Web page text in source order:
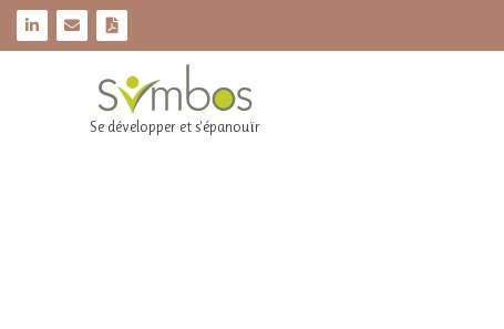
Se développer et s'épanouïr